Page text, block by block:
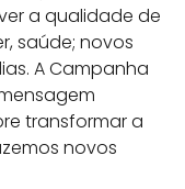
a qualidade de
saúde; novos
A Campanha
transformar a
novos